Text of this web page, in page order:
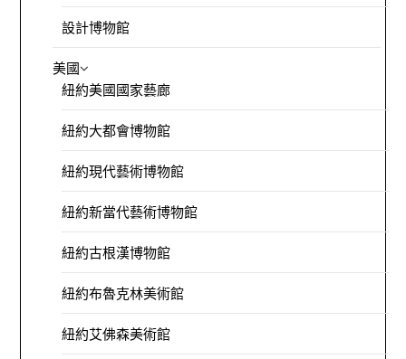
設計博物館
美國
紐約美國國家藝廊
紐約大都會博物館
紐約現代藝術博物館
紐約新當代藝術博物館
紐約古根漢博物館
紐約布魯克林美術館
紐約艾佛森美術館